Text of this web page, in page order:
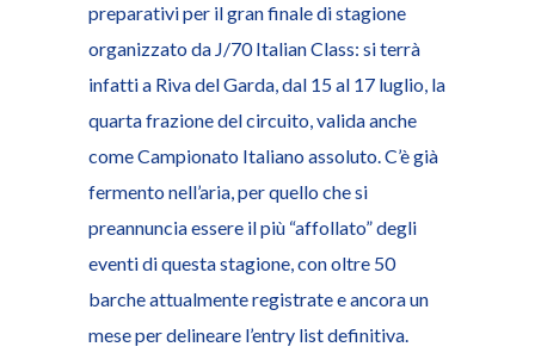
preparativi per il gran finale di stagione
organizzato da J/70 Italian Class: si terrà
infatti a Riva del Garda, dal 15 al 17 luglio, la
quarta frazione del circuito, valida anche
come Campionato Italiano assoluto. C’è già
fermento nell’aria, per quello che si
preannuncia essere il più “affollato” degli
eventi di questa stagione, con oltre 50
barche attualmente registrate e ancora un
mese per delineare l’entry list definitiva.